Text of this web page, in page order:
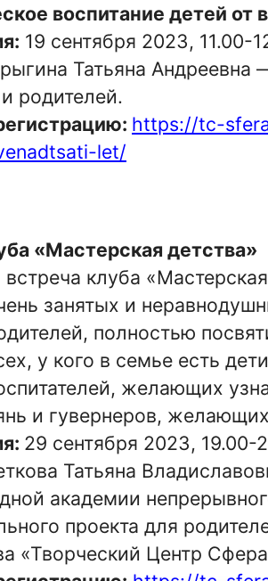
воспитание детей от
19 сентября 2023, 11.00-
Татьяна Андреевна
родителей.
https://tc-
let/
«Мастерская детства»
клуба
занятых и
полностью
кого в семье есть дети
желающих
гувернеров, желающих
29 сентября 2023, 19.00-
Татьяна
академии
проекта для
«Творческий Центр